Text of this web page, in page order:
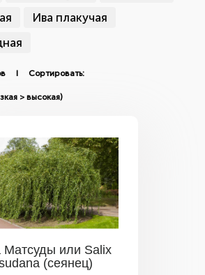
Ива плакучая
I Сортировать:
Матсуды или Salix
(сеянец)